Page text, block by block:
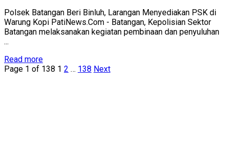
Polsek Batangan Beri Binluh, Larangan Menyediakan PSK di
Warung Kopi PatiNews.Com - Batangan, Kepolisian Sektor
Batangan melaksanakan kegiatan pembinaan dan penyuluhan
...
Read moreDetails
Page 1 of 138 1 2 … 138 Next